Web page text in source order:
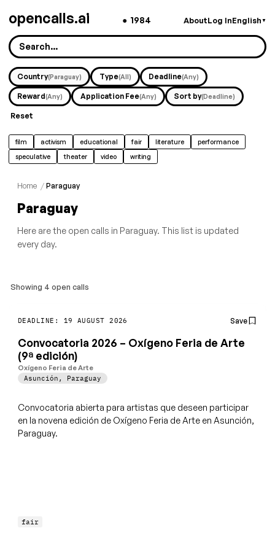
opencalls.ai ● 1984 AboutLog InEnglish ▼
Country(Paraguay) Type(All) Deadline(Any)
Reward(Any) Application Fee(Any) Sort by(Deadline)
Reset
film activism educational fair literature
performance
speculative
theater video writing
Home / Paraguay
Paraguay
Here are the open calls in Paraguay. This list is updated
every day.
Showing 4 open calls
DEADLINE: 19 AUGUST 2026 Save
Convocatoria 2026 – Oxígeno Feria de Arte
(9ª edición)
Oxígeno Feria de Arte
Asunción , Paraguay
Convocatoria abierta para artistas que deseen participar
en la novena edición de Oxígeno Feria de Arte en Asunción,
Paraguay.
fair